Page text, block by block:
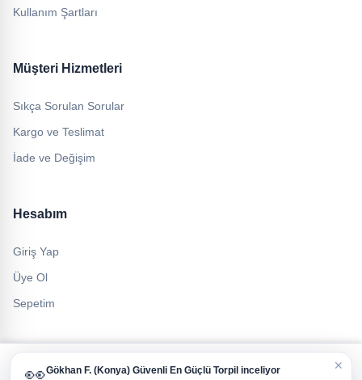
Kullanım Şartları
Müşteri Hizmetleri
Sıkça Sorulan Sorular
Kargo ve Teslimat
İade ve Değişim
Hesabım
Giriş Yap
Üye Ol
Sepetim
Çerez Politikası ve Veri Gizliliği ✕
👀Gökhan F. (Konya) Güvenli En Güçlü Torpil inceliyor